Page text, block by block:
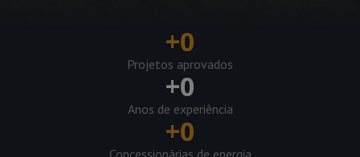
+0
Projetos aprovados
+0
Anos de experiência
+0
Concessionárias de energia